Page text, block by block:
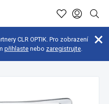
CLR OPTIK. Pro zobrazení
přihlaste nebo zaregistrujte.
komponenty